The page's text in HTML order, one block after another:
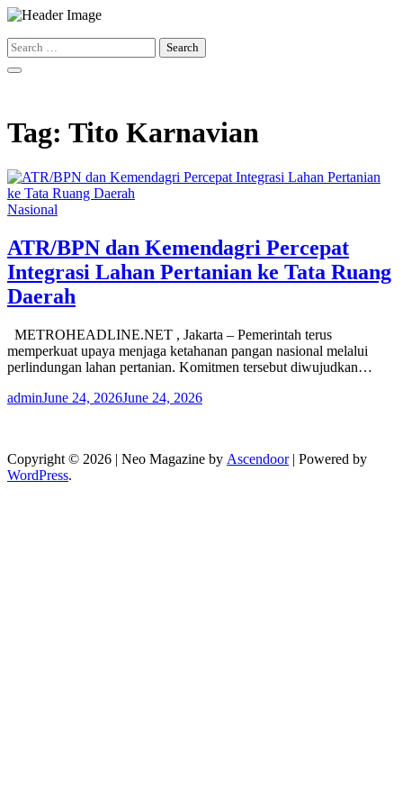
Skip
content
Search
for:
Tag: Tito Karnavian
Nasional
ATR/BPN dan Kemendagri Percepat
Integrasi Lahan Pertanian ke Tata Ruang
Daerah
METROHEADLINE.NET , Jakarta – Pemerintah terus
memperkuat upaya menjaga ketahanan pangan nasional melalui
perlindungan lahan pertanian. Komitmen tersebut diwujudkan…
adminJune 24, 2026June 24, 2026
Copyright © 2026 | Neo Magazine by Ascendoor| Powered by
WordPress.